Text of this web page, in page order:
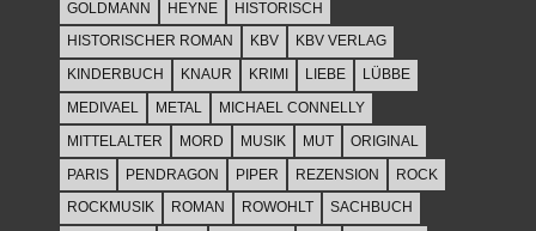
GOLDMANN
HEYNE
HISTORISCH
HISTORISCHER ROMAN
KBV
KBV VERLAG
KINDERBUCH
KNAUR KRIMI LIEBE
LÜBBE
MEDIVAEL
METAL
MICHAEL CONNELLY
MITTELALTER
MORD MUSIK MUT
ORIGINAL
PARIS
PENDRAGON PIPER REZENSION
ROCK
ROCKMUSIK
ROMAN ROWOHLT
SACHBUCH